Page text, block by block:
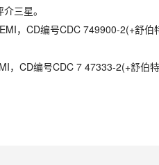
三星。
，CD编号CDC 749900-2(+舒伯
，CD编号CDC 7 47333-2(+舒伯